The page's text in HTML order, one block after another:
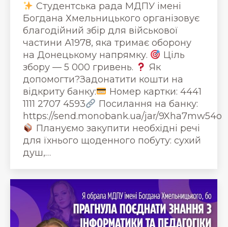
Студентська рада МДПУ імені
Богдана Хмельницького організовує
благодійний збір для військової
частини А1978, яка тримає оборону
на Донецькому напрямку.
Ціль
збору — 5 000 гривень.
Як
допомогти?Задонатити кошти на
відкриту банку:
Номер картки: 4441
1111 2707 4593
Посилання на банку:
https://send.monobank.ua/jar/9Xha7mw54o
Плануємо закупити необхідні речі
для їхнього щоденного побуту: сухий
душ,…